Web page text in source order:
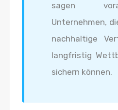
sagen
Unternehmen,
nachhaltige
langfristig
sichern können.